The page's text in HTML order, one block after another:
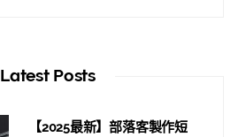
Latest Posts
【2025最新】部落客製作短